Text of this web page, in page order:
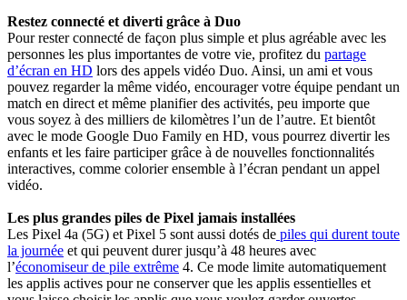
Restez connecté et diverti grâce à Duo
Pour rester connecté de façon plus simple et plus agréable avec les
personnes les plus importantes de votre vie, profitez du partage
d’écran en HD lors des appels vidéo Duo. Ainsi, un ami et vous
pouvez regarder la même vidéo, encourager votre équipe pendant un
match en direct et même planifier des activités, peu importe que
vous soyez à des milliers de kilomètres l’un de l’autre. Et bientôt
avec le mode Google Duo Family en HD, vous pourrez divertir les
enfants et les faire participer grâce à de nouvelles fonctionnalités
interactives, comme colorier ensemble à l’écran pendant un appel
vidéo.
Les plus grandes piles de Pixel jamais installées
Les Pixel 4a (5G) et Pixel 5 sont aussi dotés de piles qui durent toute
la journée et qui peuvent durer jusqu’à 48 heures avec
l’économiseur de pile extrême 4. Ce mode limite automatiquement
les applis actives pour ne conserver que les applis essentielles et